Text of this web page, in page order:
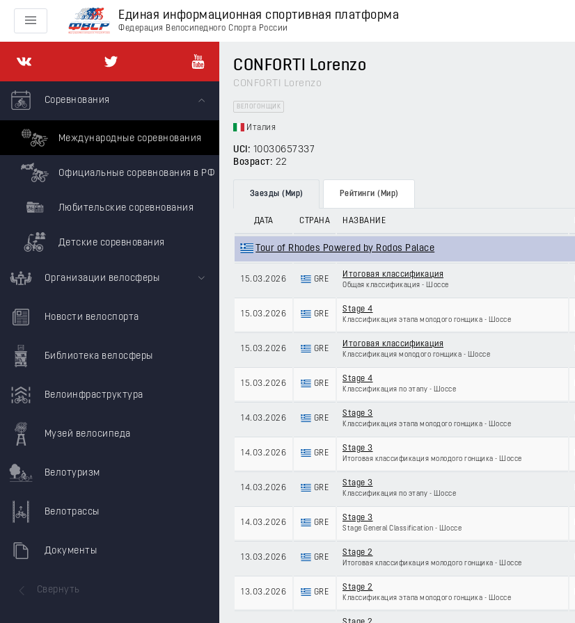
Единая информационная спортивная платформа
Федерация Велосипедного Спорта России
Соревнования
Международные соревнования
Официальные соревнования в РФ
Любительские соревнования
Детские соревнования
Организации велосферы
Новости велоспорта
Библиотека велосферы
Велоинфраструктура
Музей велосипеда
Велотуризм
Велотрассы
Документы
Свернуть
CONFORTI Lorenzo
CONFORTI Lorenzo
ВЕЛОГОНЩИК
Италия
UCI: 10030657337
Возраст: 22
Заезды (Мир) Рейтинги (Мир)
ДАТА СТРАНА НАЗВАНИЕ
Tour of Rhodes Powered by Rodos Palace
15.03.2026 GRE
Итоговая классификация
Общая классификация - Шоссе
15.03.2026 GRE
Stage 4
Классификация этапа молодого гонщика - Шоссе
15.03.2026 GRE
Итоговая классификация
Классификация молодого гонщика - Шоссе
15.03.2026 GRE
Stage 4
Классификация по этапу - Шоссе
14.03.2026 GRE
Stage 3
Классификация этапа молодого гонщика - Шоссе
14.03.2026 GRE
Stage 3
Итоговая классификация молодого гонщика - Шоссе
14.03.2026 GRE
Stage 3
Классификация по этапу - Шоссе
14.03.2026 GRE
Stage 3
Stage General Classification - Шоссе
13.03.2026 GRE
Stage 2
Итоговая классификация молодого гонщика - Шоссе
13.03.2026 GRE
Stage 2
Классификация этапа молодого гонщика - Шоссе